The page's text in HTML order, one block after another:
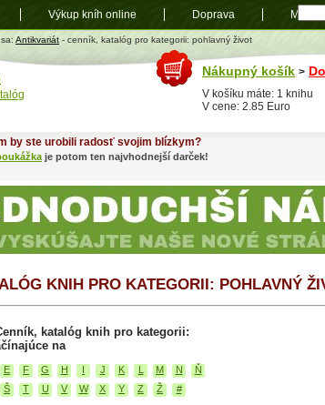
Antikvariát - cenník, katalóg pro kategorii: pohlavný život
KNIH PRO KATEGORII: POHLAVNÝ
katalóg knih pro kategorii:
na
E F G H J K M N
Ň
Š T U V W X Y Z Ž #
by ste urobili radosť svojim blízkym?
je potom ten najvhodnejší darček!
Nákupný košík >
V košíku máte: 1 knihu
V cene: 2.85 Euro
Výkup kníh online Doprava Mapa